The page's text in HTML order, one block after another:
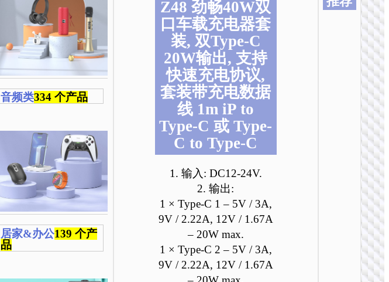
音频类334 个产品
居家&办公139 个产
品
Z48 劲畅40W双
口车载充电器套
装, 双Type-C
20W输出, 支持
快速充电协议,
套装带充电数据
线 1m iP to
Type-C 或 Type-
C to Type-C
1. 输入: DC12-24V.
2. 输出:
1 × Type-C 1 – 5V / 3A,
9V / 2.22A, 12V / 1.67A
– 20W max.
1 × Type-C 2 – 5V / 3A,
9V / 2.22A, 12V / 1.67A
车载
Z60 荣
双
多协议
电器